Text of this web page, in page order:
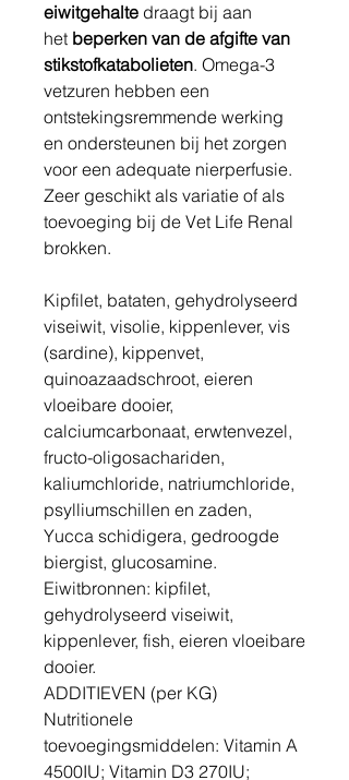
eiwitgehalte draagt bij aan
het beperken van de afgifte van
stikstofkatabolieten. Omega-3
vetzuren hebben een
ontstekingsremmende werking
en ondersteunen bij het zorgen
voor een adequate nierperfusie.
Zeer geschikt als variatie of als
toevoeging bij de Vet Life Renal
brokken.
Kipfilet, bataten, gehydrolyseerd
viseiwit, visolie, kippenlever, vis
(sardine), kippenvet,
quinoazaadschroot, eieren
vloeibare dooier,
calciumcarbonaat, erwtenvezel,
fructo-oligosachariden,
kaliumchloride, natriumchloride,
psylliumschillen en zaden,
Yucca schidigera, gedroogde
biergist, glucosamine.
Eiwitbronnen: kipfilet,
gehydrolyseerd viseiwit,
kippenlever, fish, eieren vloeibare
dooier.
ADDITIEVEN (per KG)
Nutritionele
toevoegingsmiddelen: Vitamin A
4500IU; Vitamin D3 270IU;